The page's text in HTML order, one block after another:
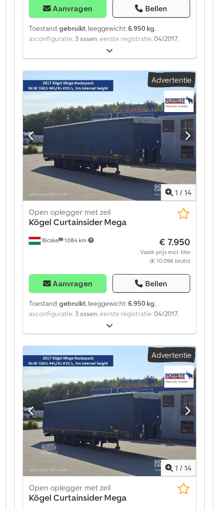
Aanvragen Bellen
Toestand:gebruikt, leeggewicht:6.950 kg,
asconfiguratie: 3 assen , eerste registratie:04/2017
, soort overbrenging:
Leeggewicht: 6950 kg. Op onze website vindt u een
overzicht van alle beschikbare voertuigen. Heeft u
financiering nodig? Wij bieden individuele
financieringsoplossingen, uitgebreide
servicecontracten en telematicadiensten. Wij
adviseren u graag persoonlijk. Dcsdpsztgynefx Am Hjk
Advertentie
1 / 14
Bicske 1.084 km
Open oplegger met zeil
KögelCurtainsider Mega
€ 7.950
Vaste prijs excl. btw
(€ 10.096 bruto)
Aanvragen Bellen
Toestand:gebruikt, leeggewicht:6.950 kg,
asconfiguratie: 3 assen, eerste registratie:04/2017,
, soort overbrenging:
Leeggewicht: 6950 kg. Op onze website vindt u een
overzicht van alle beschikbare voertuigen. Heeft u
financiering nodig? Wij bieden individuele
financieringsoplossingen, uitgebreide
servicecontracten en telematicadiensten. Wij
adviseren u graag persoonlijk. Dsdpfx Ajztgyhsm Hock
Advertentie
1 / 14
Open oplegger met zeil
KögelCurtainsider Mega